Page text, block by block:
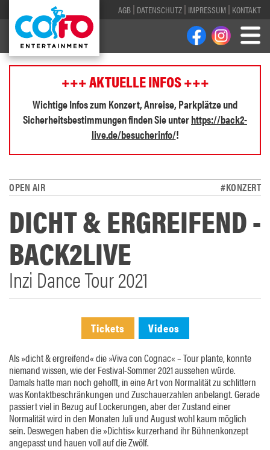
AGB DATENSCHUTZ IMPRESSUM KONTAKT
+++ AKTUELLE INFOS +++
Wichtige Infos zum Konzert, Anreise, Parkplätze und
Sicherheitsbestimmungen finden Sie unterhttps://back2-
live.de/besucherinfo/!
OPEN AIR #KONZERT
DICHT & ERGREIFEND -
BACK2LIVE
Inzi Dance Tour 2021
Tickets Videos
Als »dicht & ergreifend« die »Viva con Cognac« – Tour plante, konnte
niemand wissen, wie der Festival-Sommer 2021 aussehen würde.
Damals hatte man noch gehofft, in eine Art von Normalität zu schlittern
was Kontaktbeschränkungen und Zuschauerzahlen anbelangt. Gerade
passiert viel in Bezug auf Lockerungen, aber der Zustand einer
Normalität wird in den Monaten Juli und August wohl kaum möglich
sein. Deswegen haben die »Dichtis« kurzerhand ihr Bühnenkonzept
angepasst und hauen voll auf die Zwölf.